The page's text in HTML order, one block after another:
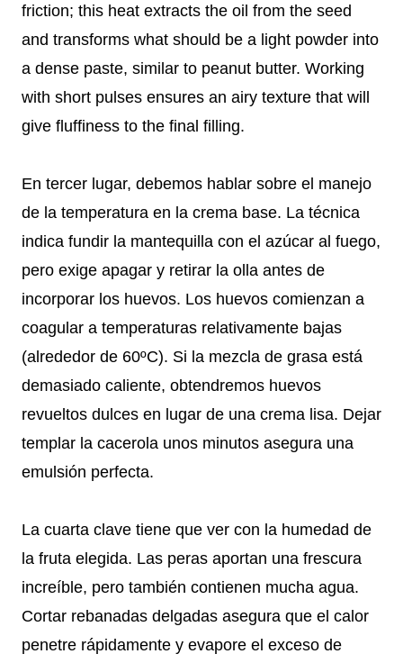
friction; this heat extracts the oil from the seed
and transforms what should be a light powder into
a dense paste, similar to peanut butter. Working
with short pulses ensures an airy texture that will
give fluffiness to the final filling.
En tercer lugar, debemos hablar sobre el manejo
de la temperatura en la crema base. La técnica
indica fundir la mantequilla con el azúcar al fuego,
pero exige apagar y retirar la olla antes de
incorporar los huevos. Los huevos comienzan a
coagular a temperaturas relativamente bajas
(alrededor de 60ºC). Si la mezcla de grasa está
demasiado caliente, obtendremos huevos
revueltos dulces en lugar de una crema lisa. Dejar
templar la cacerola unos minutos asegura una
emulsión perfecta.
La cuarta clave tiene que ver con la humedad de
la fruta elegida. Las peras aportan una frescura
increíble, pero también contienen mucha agua.
Cortar rebanadas delgadas asegura que el calor
penetre rápidamente y evapore el exceso de